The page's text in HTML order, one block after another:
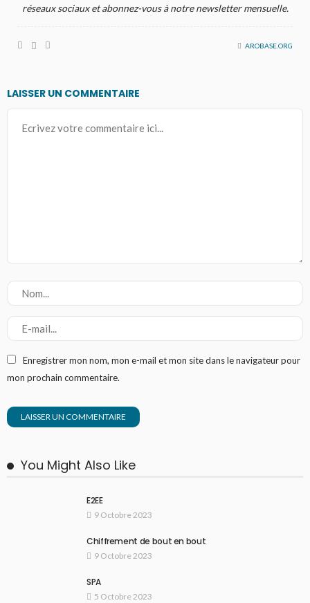
réseaux sociaux et abonnez-vous à notre newsletter mensuelle.
AROBASE.ORG
LAISSER UN COMMENTAIRE
Enregistrer mon nom, mon e-mail et mon site dans le navigateur pour
mon prochain commentaire.
You Might Also Like
E2EE
9 Octobre 2023
Chiffrement de bout en bout
9 Octobre 2023
SPA
5 Octobre 2023